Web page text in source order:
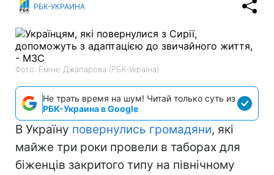
РБК-УКРАИНА
Фото: Еміне Джапарова (РБК-Україна)
Не трать время на шум! Читай только суть из
РБК-Украина в Google
В Україну повернулись громадяни, які
майже три роки провели в таборах для
біженців закритого типу на північному